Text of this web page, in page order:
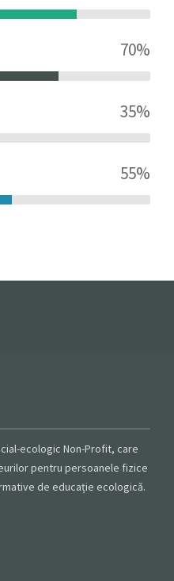
70%
35%
55%
ecologic Non-Profit, care
pentru persoanele fizice
de educație ecologică.